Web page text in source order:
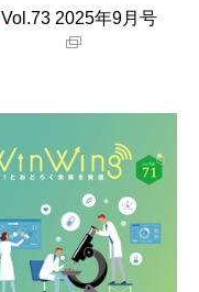
Vol.73 2025年9月号